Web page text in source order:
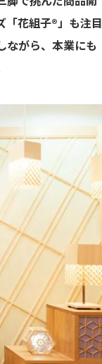
「花組子®」も注目
ながら、本業にも